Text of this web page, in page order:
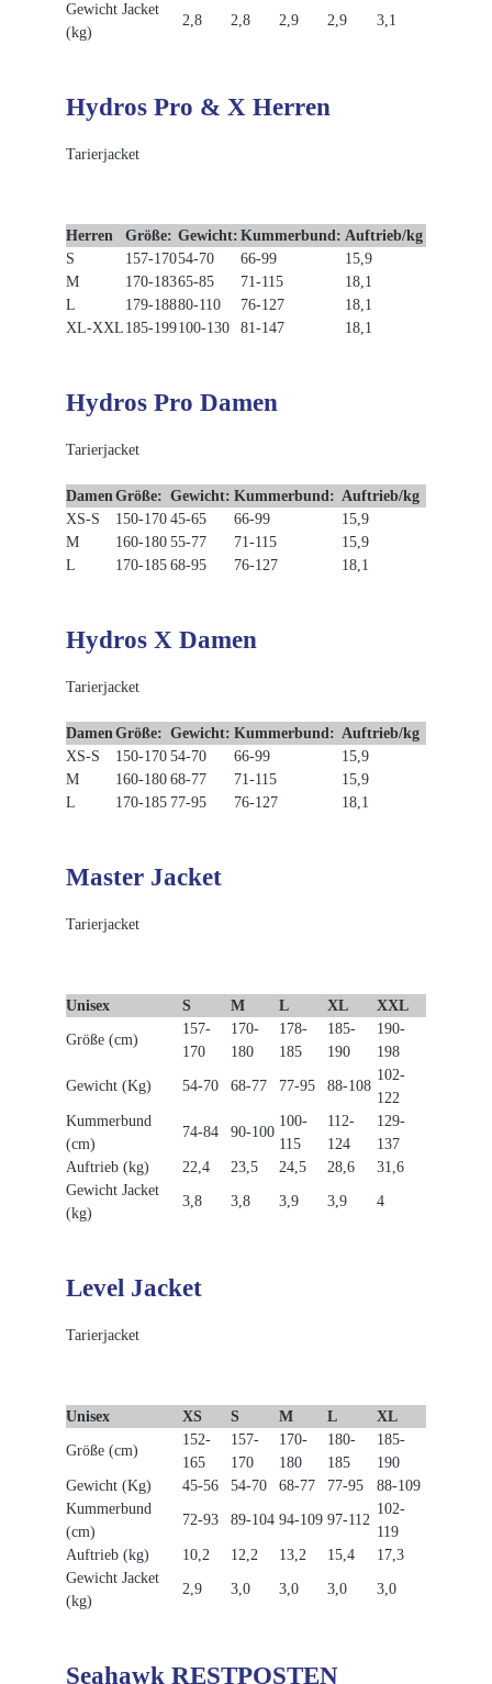
Gewicht Jacket
(kg)
2,8 2,8 2,9 2,9 3,1
Hydros Pro & X Herren
Tarierjacket
Herren Größe: Gewicht: Kummerbund: Auftrieb/kg
S
157-17054-70 66-99
15,9
M
170-18365-85 71-115
18,1
L
179-18880-110 76-127
18,1
XL-XXL 185-199100-130 81-147 18,1
Hydros Pro Damen
Tarierjacket
DamenGröße: Gewicht: Kummerbund: Auftrieb/kg
XS-S
150-170 45-65 66-99
15,9
M
160-180 55-77 71-115
15,9
L
170-185 68-95 76-127 18,1
Hydros X Damen
Tarierjacket
DamenGröße: Gewicht: Kummerbund: Auftrieb/kg
XS-S
150-170 54-70 66-99
15,9
M
160-180 68-77 71-115
15,9
L
170-185 77-95 76-127 18,1
Master Jacket
Tarierjacket
Unisex S M L XL XXL
Größe (cm)
157-
170
170-
180
178-
185
185-
190
190-
198
Gewicht (Kg) 54-70 68-77 77-95 88-108
102-
122
Kummerbund
(cm)
74-84 90-100
100-
115
112-
124
129-
137
Auftrieb (kg)
22,4 23,5 24,5 28,6
31,6
Gewicht Jacket
(kg)
3,8 3,8 3,9 3,9 4
Level Jacket
Tarierjacket
Unisex XS S M L XL
Größe (cm)
152-
165
157-
170
170-
180
180-
185
185-
190
Gewicht (Kg)
45-56 54-70 68-77 77-95
88-109
Kummerbund
(cm)
72-93 89-104 94-109 97-112
102-
119
Auftrieb (kg)
10,2 12,2 13,2 15,4
17,3
Gewicht Jacket
(kg)
2,9 3,0 3,0 3,0 3,0
Seahawk RESTPOSTEN